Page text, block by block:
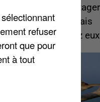
peuvent partager
les points frais
près de chez
refuser
que pour
à tout